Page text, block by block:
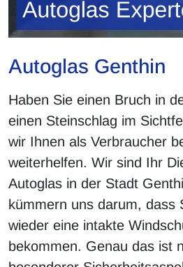
Autoglas Genthin
Haben Sie einen Bruch in
einen Steinschlag im
wir Ihnen als Verbraucher
weiterhelfen. Wir sind Ihr
Autoglas in der Stadt
kümmern uns darum, dass
wieder eine intakte
bekommen. Genau das ist